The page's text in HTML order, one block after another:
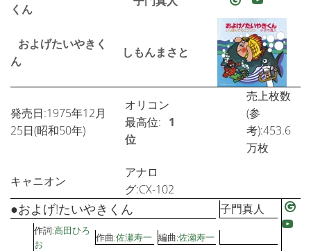
くん
およげたいやきく
ん
しもんまさと
発売日:1975年12月
25日(昭和50年)
オリコン
最高位: 1
位
売上枚数
(参
考):453.6
万枚
キャニオン
アナロ
グ:CX-102
●およげ!たいやきくん 子門真人
作詞:高田ひろ
お
作曲:佐瀬寿一 編曲:佐瀬寿一